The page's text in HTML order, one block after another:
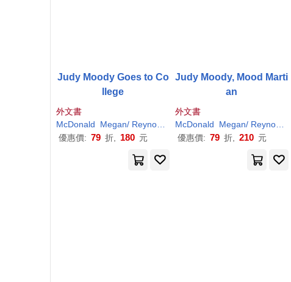
Judy Moody Goes to Co
llege
外文書
McDonald
Megan/ Reynolds Peter H. (ILT)
優惠價: 79 折, 180 元
Judy Moody, Mood Marti
an
外文書
McDonald
Megan/ Reynolds
優惠價: 79 折, 210 元